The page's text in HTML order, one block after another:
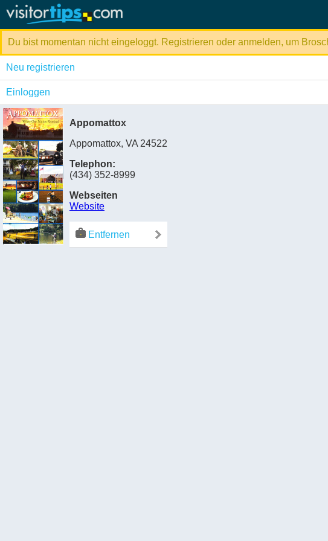
Du bist momentan nicht eingeloggt. Registrieren oder anmelden, um
Neu registrieren
Einloggen
Appomattox
Appomattox, VA 24522
Telephon:
(434) 352-8999
Webseiten
Website
Entfernen